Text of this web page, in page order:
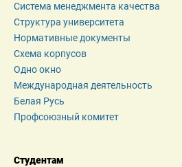
Система менеджмента качества
Структура университета
Нормативные документы
Схема корпусов
Одно окно
Международная деятельность
Белая Русь
Профсоюзный комитет
Студентам